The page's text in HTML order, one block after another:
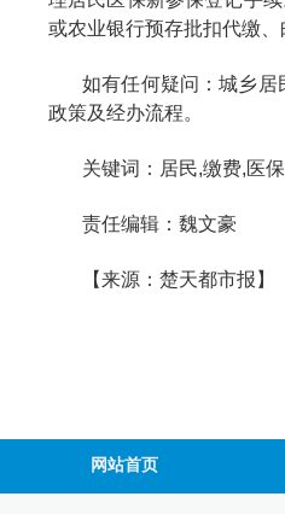
或农业银行预存批扣代缴
如有任何疑问：城乡
政策及经办流程。
关键词：居民,缴费,医
责任编辑：魏文豪
【来源：楚天都市报】
网站首页